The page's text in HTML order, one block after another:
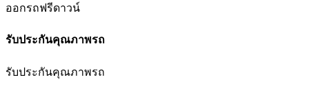
ออกรถฟรีดาวน์
รับประกันคุณภาพรถ
รับประกันคุณภาพรถ